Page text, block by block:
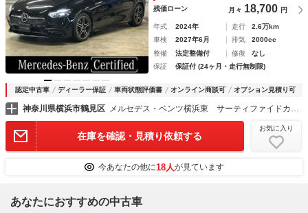
残価ローン 月々 18,700 円
年式 2024年 走行
2.6万km
車検
2027年6月 排気
2000cc
整備
法定整備付 修復
なし
保証
保証付 (24ヶ月・走行無制限)
認定中古車 ディーラー保証 車両状態評価書 オンライン商談可 オプション見積り可
神奈川県横浜市鶴見区 メルセデス・ベンツ横浜東 サーティファイドカーセンター
在庫を確認・見積り依頼する
お気に入り
今あなたの他に18人が見ています
あなたにおすすめの中古車